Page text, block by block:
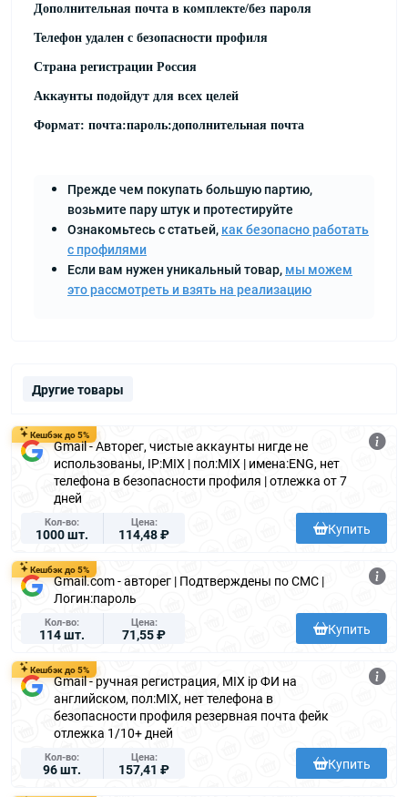
Дополнительная почта в комплекте/без пароля
Телефон удален с безопасности профиля
Страна регистрации Россия
Аккаунты подойдут для всех целей
Формат: почта:пароль:дополнительная почта
Прежде чем покупать большую партию,
возьмите пару штук и протестируйте
Ознакомьтесь с статьей, как безопасно работать
с профилями
Если вам нужен уникальный товар, мы можем
это рассмотреть и взять на реализацию
Другие товары
Кешбэк до 5%
Gmail - Авторег, чистые аккаунты нигде не
использованы, IP:MIX | пол:MIX | имена:ENG, нет
телефона в безопасности профиля | отлежка от 7
дней
Кол-во
1000 шт.
Цена
114,48 ₽ Купить
Кешбэк до 5%
Gmail.com - авторег | Подтверждены по СМС |
Логин:пароль
Кол-во
114 шт.
Цена
71,55 ₽ Купить
Кешбэк до 5%
Gmail - ручная регистрация, MIX ip ФИ на
английском, пол:MIX, нет телефона в
безопасности профиля резервная почта фейк
отлежка 1/10+ дней
Кол-во
96 шт.
Цена
157,41 ₽ Купить